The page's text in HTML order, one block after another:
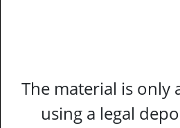
The material is only
using a legal